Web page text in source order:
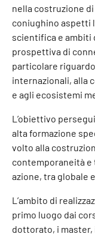
nella costruzione
coniughino aspetti
scientifica e ambiti
prospettiva di
particolare
internazionali, alla
e agli ecosistemi
L’obiettivo
alta formazione
volto alla
contemporaneità e
azione, tra globale
L’ambito di
primo luogo dai
dottorato, i master,